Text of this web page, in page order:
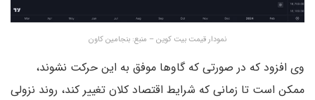
نمودار قیمت بیت کوین – منبع: بنجامین کاون
وی افزود که در صورتی که گاوها موفق به این حرکت نشوند،
ممکن است تا زمانی که شرایط اقتصاد کلان تغییر کند، روند نزولی